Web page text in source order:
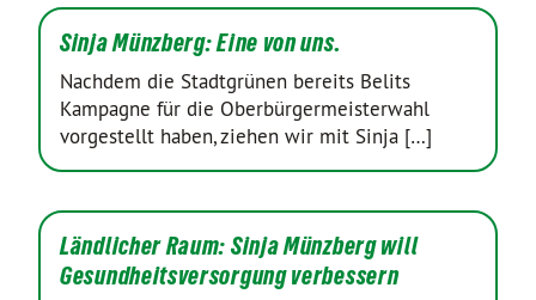
Sinja Münzberg: Eine von uns.
Nachdem die Stadtgrünen bereits Belits
Kampagne für die Oberbürgermeisterwahl
vorgestellt haben, ziehen wir mit Sinja […]
Ländlicher Raum: Sinja Münzberg will
Gesundheitsversorgung verbessern